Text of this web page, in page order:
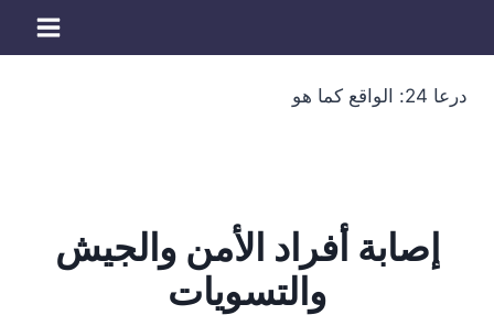
درعا 24: الواقع كما هو
إصابة أفراد الأمن والجيش
والتسويات